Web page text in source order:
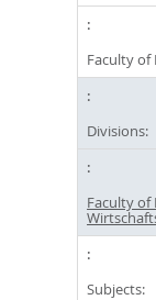
Faculty of
Divisions:
Faculty of
Subjects: